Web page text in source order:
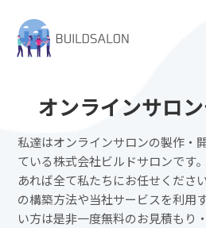
オンラインサロ
私達はオンラインサロンの製作・
ている株式会社ビルドサロンです
あれば全て私たちにお任せくださ
の構築方法や当社サービスを利用
い方は是非一度無料のお見積もり